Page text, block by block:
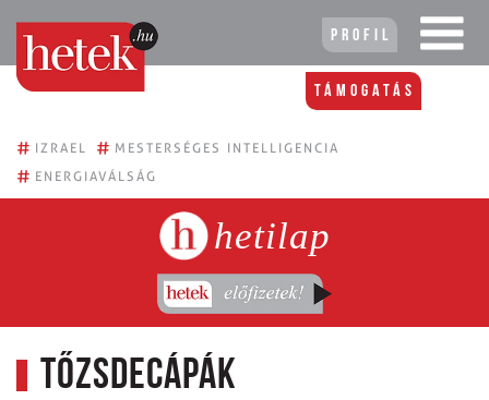
Profil
Támogatás
# IZRAEL # MESTERSÉGES INTELLIGENCIA
# ENERGIAVÁLSÁG
hetilap
Tőzsdecápák